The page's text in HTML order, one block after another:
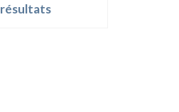
résultats